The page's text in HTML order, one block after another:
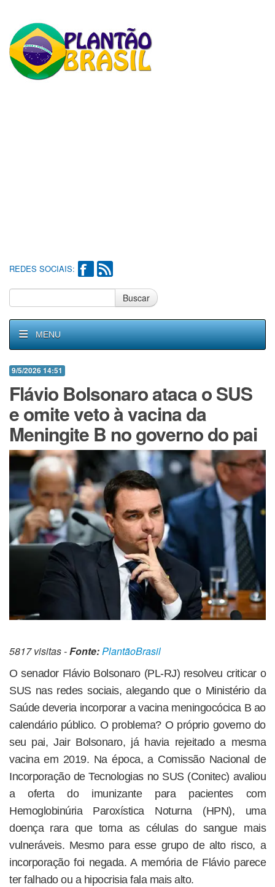
REDES SOCIAIS:
Buscar
MENU
9/5/2026 14:51
Flávio Bolsonaro ataca o SUS
e omite veto à vacina da
Meningite B no governo do pai
5817 visitas -Fonte:PlantãoBrasil
O senador Flávio Bolsonaro (PL-RJ) resolveu criticar o
SUS nas redes sociais, alegando que o Ministério da
Saúde deveria incorporar a vacina meningocócica B ao
calendário público. O problema? O próprio governo do
seu pai, Jair Bolsonaro, já havia rejeitado a mesma
vacina em 2019. Na época, a Comissão Nacional de
Incorporação de Tecnologias no SUS (Conitec) avaliou
a oferta do imunizante para pacientes com
Hemoglobinúria Paroxística Noturna (HPN), uma
doença rara que torna as células do sangue mais
vulneráveis. Mesmo para esse grupo de alto risco, a
incorporação foi negada. A memória de Flávio parece
ter falhado ou a hipocrisia fala mais alto.